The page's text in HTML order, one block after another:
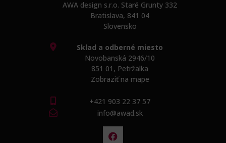
AWA design s.r.o. Staré Grunty 332
Bratislava, 841 04
Slovensko
Sklad a odberné miesto
Novobanská 2946/10
851 01, Petržalka
Zobraziť na mape
+421 903 22 37 57
info@awad.sk